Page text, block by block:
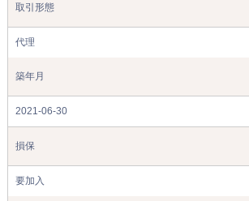
取引形態
代理
築年月
2021-06-30
損保
要加入